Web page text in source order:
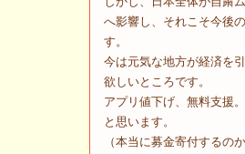
へ影響し、それこそ今後
す。
今は元気な地方が経済を
欲しいところです。
アプリ値下げ、無料支援
と思います。
（本当に募金寄付するの